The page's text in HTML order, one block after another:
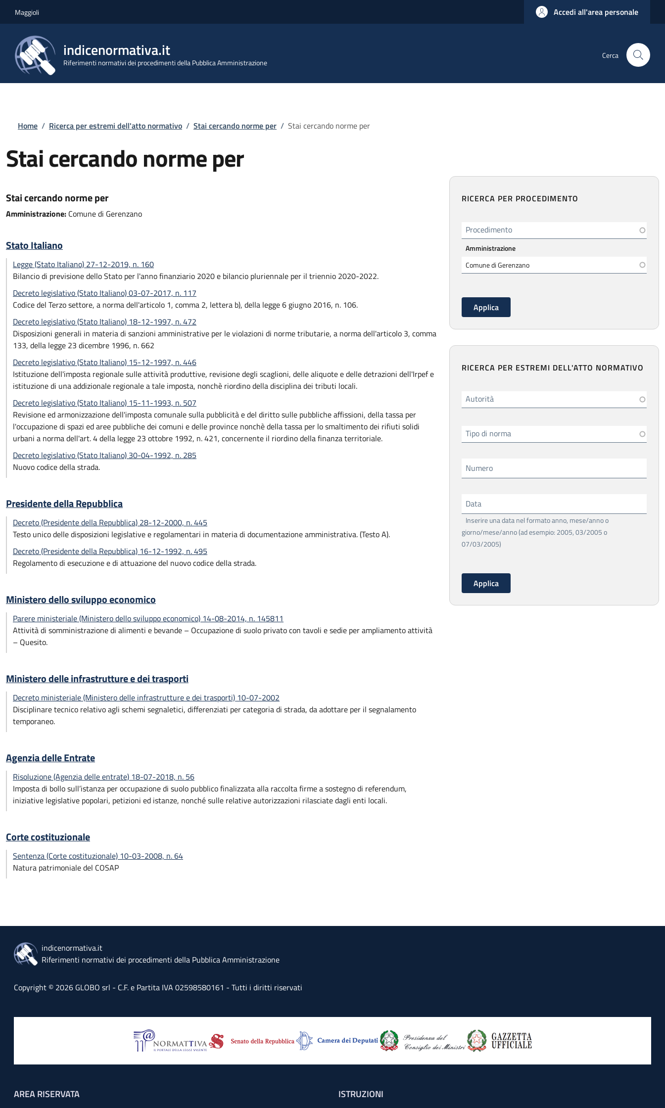
Maggioli Accedi all'area personale
indicenormativa.it
Riferimenti normativi dei procedimenti della Pubblica Amministrazione
Cerca
Briciole di pane
Home / Ricerca per estremi dell'atto normativo / Stai cercando norme per / Stai cercando norme per
Stai cercando norme per
Stai cercando norme per
Amministrazione: Comune di Gerenzano
Stato Italiano
Legge (Stato Italiano) 27-12-2019, n. 160
Bilancio di previsione dello Stato per l'anno finanziario 2020 e bilancio pluriennale per il triennio 2020-2022.
Decreto legislativo (Stato Italiano) 03-07-2017, n. 117
Codice del Terzo settore, a norma dell'articolo 1, comma 2, lettera b), della legge 6 giugno 2016, n. 106.
Decreto legislativo (Stato Italiano) 18-12-1997, n. 472
Disposizioni generali in materia di sanzioni amministrative per le violazioni di norme tributarie, a norma dell'articolo 3, comma
133, della legge 23 dicembre 1996, n. 662
Decreto legislativo (Stato Italiano) 15-12-1997, n. 446
Istituzione dell'imposta regionale sulle attività produttive, revisione degli scaglioni, delle aliquote e delle detrazioni dell'Irpef e
istituzione di una addizionale regionale a tale imposta, nonchè riordino della disciplina dei tributi locali.
Decreto legislativo (Stato Italiano) 15-11-1993, n. 507
Revisione ed armonizzazione dell'imposta comunale sulla pubblicità e del diritto sulle pubbliche affissioni, della tassa per
l'occupazione di spazi ed aree pubbliche dei comuni e delle province nonchè della tassa per lo smaltimento dei rifiuti solidi
urbani a norma dell'art. 4 della legge 23 ottobre 1992, n. 421, concernente il riordino della finanza territoriale.
Decreto legislativo (Stato Italiano) 30-04-1992, n. 285
Nuovo codice della strada.
Presidente della Repubblica
Decreto (Presidente della Repubblica) 28-12-2000, n. 445
Testo unico delle disposizioni legislative e regolamentari in materia di documentazione amministrativa. (Testo A).
Decreto (Presidente della Repubblica) 16-12-1992, n. 495
Regolamento di esecuzione e di attuazione del nuovo codice della strada.
Ministero dello sviluppo economico
Parere ministeriale (Ministero dello sviluppo economico) 14-08-2014, n. 145811
Attività di somministrazione di alimenti e bevande – Occupazione di suolo privato con tavoli e sedie per ampliamento attività
– Quesito.
Ministero delle infrastrutture e dei trasporti
Decreto ministeriale (Ministero delle infrastrutture e dei trasporti) 10-07-2002
Disciplinare tecnico relativo agli schemi segnaletici, differenziati per categoria di strada, da adottare per il segnalamento
temporaneo.
Agenzia delle Entrate
Risoluzione (Agenzia delle entrate) 18-07-2018, n. 56
Imposta di bollo sull’istanza per occupazione di suolo pubblico finalizzata alla raccolta firme a sostegno di referendum,
iniziative legislative popolari, petizioni ed istanze, nonché sulle relative autorizzazioni rilasciate dagli enti locali.
Corte costituzionale
Sentenza (Corte costituzionale) 10-03-2008, n. 64
Natura patrimoniale del COSAP
RICERCA PER PROCEDIMENTO
Procedimento
Amministrazione
RICERCA PER ESTREMI DELL'ATTO NORMATIVO
Autorità
Tipo di norma
Numero
Data
Inserire una data nel formato anno, mese/anno o
giorno/mese/anno (ad esempio: 2005, 03/2005 o
07/03/2005)
indicenormativa.it
Riferimenti normativi dei procedimenti della Pubblica Amministrazione
Copyright © 2026 GLOBO srl - C.F. e Partita IVA 02598580161 - Tutti i diritti riservati
Footer menu
AREA RISERVATA ISTRUZIONI